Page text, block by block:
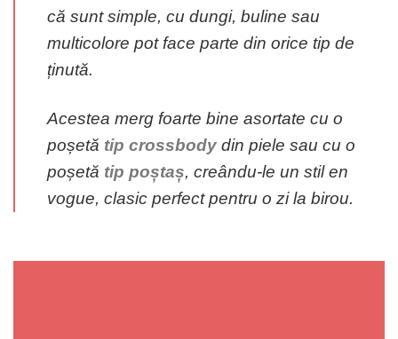
că sunt simple, cu dungi, buline sau
multicolore pot face parte din orice tip de
ținută.
Acestea merg foarte bine asortate cu o
poșetă tip crossbody din piele sau cu o
poșetă tip poștaș, creându-le un stil en
vogue, clasic perfect pentru o zi la birou.